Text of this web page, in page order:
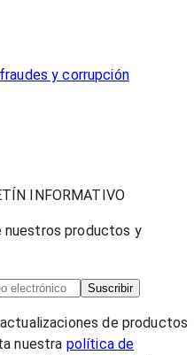
y corrupción
INFORMATIVO
nuestros productos y
Suscribir
de productos
nuestra política de